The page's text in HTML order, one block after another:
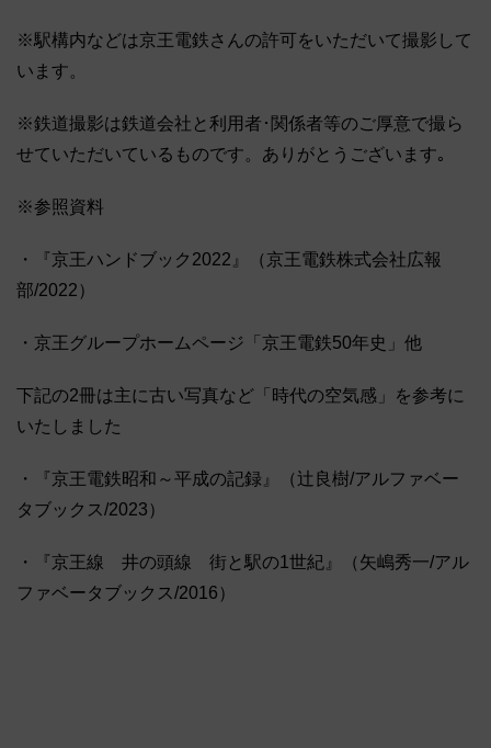
※駅構内などは京王電鉄さんの許可をいただいて撮影して
います。
※鉄道撮影は鉄道会社と利用者･関係者等のご厚意で撮ら
せていただいているものです。ありがとうございます｡
※参照資料
・『京王ハンドブック2022』（京王電鉄株式会社広報
部/2022）
・京王グループホームページ「京王電鉄50年史」他
下記の2冊は主に古い写真など「時代の空気感」を参考に
いたしました
・『京王電鉄昭和～平成の記録』（辻良樹/アルファベー
タブックス/2023）
・『京王線 井の頭線 街と駅の1世紀』（矢嶋秀一/アル
ファベータブックス/2016）